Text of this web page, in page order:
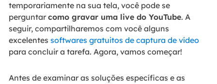
temporariamente na sua tela, você pode se
perguntar como gravar uma live do YouTube. A
seguir, compartilharemos com você alguns
excelentes softwares gratuitos de captura de vídeo
para concluir a tarefa. Agora, vamos começar!
Antes de examinar as soluções específicas e as